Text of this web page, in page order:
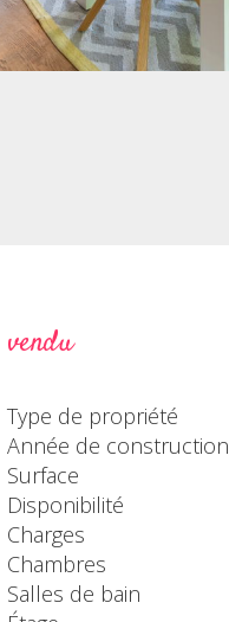
vendu
Type de propriété
Année de construction
Surface
Disponibilité
Charges
Chambres
Salles de bain